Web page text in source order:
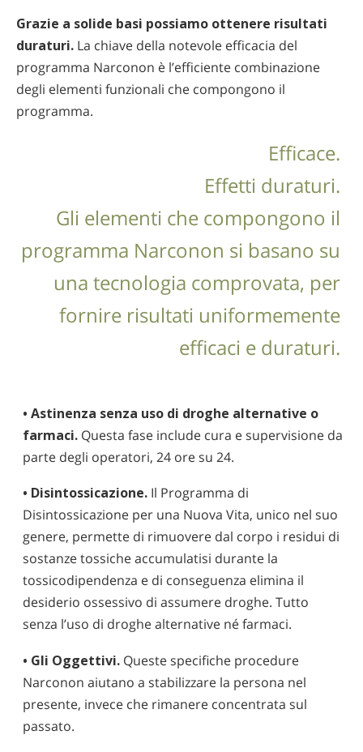
Grazie a solide basi possiamo ottenere risultati
duraturi. La chiave della notevole efficacia del
programma Narconon è l’efficiente combinazione
degli elementi funzionali che compongono il
programma.
Efficace.
Effetti duraturi.
Gli elementi che compongono il
programma Narconon si basano su
una tecnologia comprovata, per
fornire risultati uniformemente
efficaci e duraturi.
• Astinenza senza uso di droghe alternative o
farmaci. Questa fase include cura e supervisione da
parte degli operatori, 24 ore su 24.
• Disintossicazione. Il Programma di
Disintossicazione per una Nuova Vita, unico nel suo
genere, permette di rimuovere dal corpo i residui di
sostanze tossiche accumulatisi durante la
tossicodipendenza e di conseguenza elimina il
desiderio ossessivo di assumere droghe. Tutto
senza l’uso di droghe alternative né farmaci.
• Gli Oggettivi. Queste specifiche procedure
Narconon aiutano a stabilizzare la persona nel
presente, invece che rimanere concentrata sul
passato.